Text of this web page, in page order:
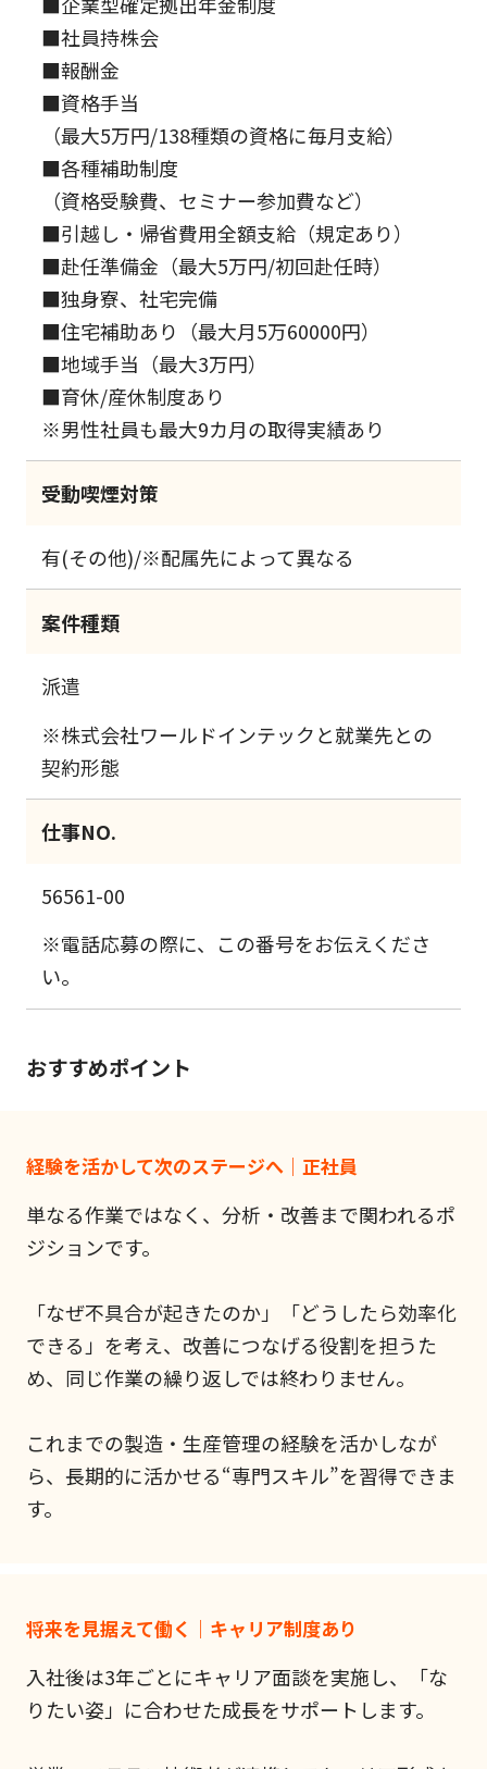
■社員持株会
■報酬金
■資格手当
（最大5万円/138種類の資格に毎月支給）
■各種補助制度
（資格受験費、セミナー参加費など）
■引越し・帰省費用全額支給（規定あり）
■赴任準備金（最大5万円/初回赴任時）
■独身寮、社宅完備
■住宅補助あり（最大月5万60000円）
■地域手当（最大3万円）
■育休/産休制度あり
※男性社員も最大9カ月の取得実績あり
受動喫煙対策
有(その他)/※配属先によって異なる
案件種類
派遣
※株式会社ワールドインテックと就業先との
契約形態
仕事NO.
56561-00
※電話応募の際に、この番号をお伝えくださ
い。
おすすめポイント
経験を活かして次のステージへ｜正社員
単なる作業ではなく、分析・改善まで関われるポ
ジションです。
「なぜ不具合が起きたのか」「どうしたら効率化
できる」を考え、改善につなげる役割を担うた
め、同じ作業の繰り返しでは終わりません。
これまでの製造・生産管理の経験を活かしなが
ら、長期的に活かせる“専門スキル”を習得できま
す。
将来を見据えて働く｜キャリア制度あり
入社後は3年ごとにキャリア面談を実施し、「な
りたい姿」に合わせた成長をサポートします。